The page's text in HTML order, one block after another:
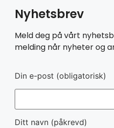
Nyhetsbrev
Meld deg på vårt
melding når nyheter og
Din e-post (obligatorisk)
Ditt navn (påkrevd)